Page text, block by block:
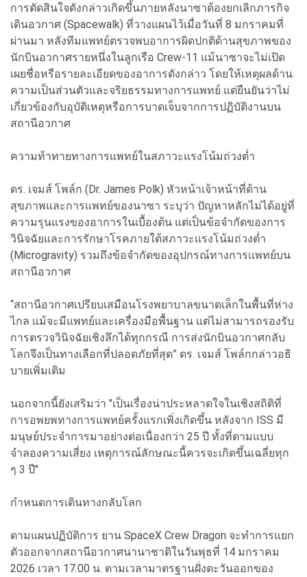
การตัดสินใจดังกล่าวเกิดขึ้นภายหลังนาซาต้องยกเลิกภารกิจ
เดินอวกาศ (Spacewalk) ที่วางแผนไว้เมื่อวันที่ 8 มกราคมที่
ผ่านมา หลังทีมแพทย์ตรวจพบอาการผิดปกติด้านสุขภาพของ
นักบินอวกาศรายหนึ่งในลูกเรือ Crew-11 แม้นาซาจะไม่เปิด
เผยชื่อหรือรายละเอียดของอาการดังกล่าว โดยให้เหตุผลด้าน
ความเป็นส่วนตัวและจริยธรรมทางการแพทย์ แต่ยืนยันว่าไม่
เกี่ยวข้องกับอุบัติเหตุหรือการบาดเจ็บจากการปฏิบัติงานบน
สถานีอวกาศ
ความท้าทายทางการแพทย์ในสภาวะแรงโน้มถ่วงต่ำ
ดร. เจมส์ โพล์ก (Dr. James Polk) หัวหน้าเจ้าหน้าที่ด้าน
สุขภาพและการแพทย์ของนาซา ระบุว่า ปัญหาหลักไม่ได้อยู่ที่
ความรุนแรงของอาการในเบื้องต้น แต่เป็นข้อจำกัดของการ
วินิจฉัยและการรักษาโรคภายใต้สภาวะแรงโน้มถ่วงต่ำ
(Microgravity) รวมถึงข้อจำกัดของอุปกรณ์ทางการแพทย์บน
สถานีอวกาศ
“สถานีอวกาศเปรียบเสมือนโรงพยาบาลขนาดเล็กในพื้นที่ห่าง
ไกล แม้จะมีแพทย์และเครื่องมือพื้นฐาน แต่ไม่สามารถรองรับ
การตรวจวินิจฉัยเชิงลึกได้ทุกกรณี การส่งนักบินอวกาศกลับ
โลกจึงเป็นทางเลือกที่ปลอดภัยที่สุด” ดร. เจมส์ โพล์กกล่าวอธิ
บายเพิ่มเติม
นอกจากนี้ยังเสริมว่า "เป็นเรื่องน่าประหลาดใจในเชิงสถิติที่
การอพยพทางการแพทย์ครั้งแรกเพิ่งเกิดขึ้น หลังจาก ISS มี
มนุษย์ประจำการมาอย่างต่อเนื่องกว่า 25 ปี ทั้งที่ตามแบบ
จำลองความเสี่ยง เหตุการณ์ลักษณะนี้ควรจะเกิดขึ้นเฉลี่ยทุก
ๆ 3 ปี"
กำหนดการเดินทางกลับโลก
ตามแผนปฏิบัติการ ยาน SpaceX Crew Dragon จะทำการแยก
ตัวออกจากสถานีอวกาศนานาชาติในวันพุธที่ 14 มกราคม
2026 เวลา 17.00 น. ตามเวลามาตรฐานฝั่งตะวันออกของ